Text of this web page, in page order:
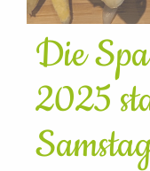
Die
2025